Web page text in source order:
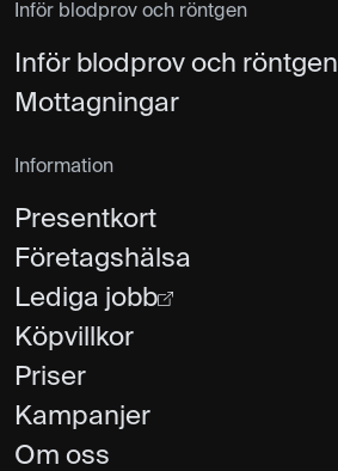
Inför blodprov och röntgen
Inför blodprov och röntgen
Mottagningar
Information
Presentkort
Företagshälsa
Lediga jobb
Köpvillkor
Priser
Kampanjer
Om oss